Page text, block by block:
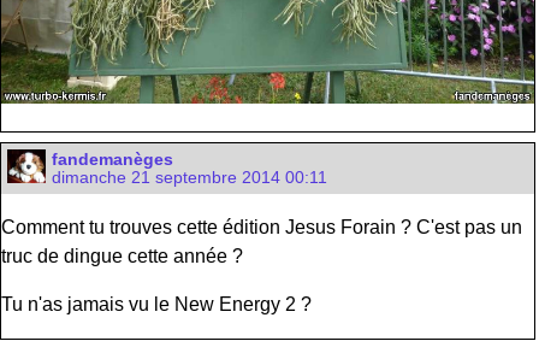
fandemanèges
dimanche 21 septembre 2014 00:11
Comment tu trouves cette édition Jesus Forain ? C'est pas un
truc de dingue cette année ?
Tu n'as jamais vu le New Energy 2 ?